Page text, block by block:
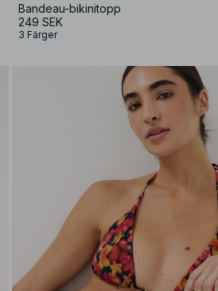
Bandeau-bikinitopp
249 SEK
3 Färger